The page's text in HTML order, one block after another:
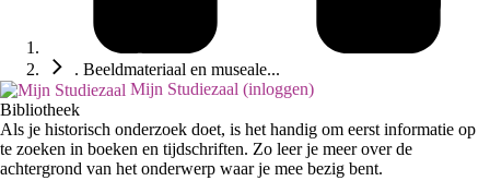
. Beeldmateriaal en museale...
Mijn Studiezaal (inloggen)
Bibliotheek
Als je historisch onderzoek doet, is het handig om eerst informatie op
te zoeken in boeken en tijdschriften. Zo leer je meer over de
achtergrond van het onderwerp waar je mee bezig bent.